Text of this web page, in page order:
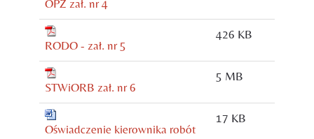
OPZ zał. nr 4
RODO - zał. nr 5
426 KB
STWiORB zał. nr 6
5 MB
Oświadczenie kierownika robót
17 KB